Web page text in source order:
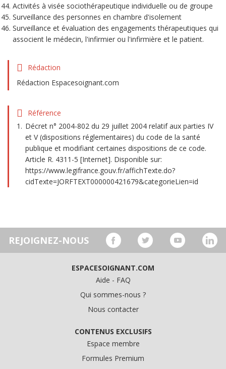
Activités à visée sociothérapeutique individuelle ou de groupe
Surveillance des personnes en chambre d'isolement
Surveillance et évaluation des engagements thérapeutiques qui
associent le médecin, l'infirmier ou l'infirmière et le patient.
Rédaction
Rédaction Espacesoignant.com
Référence
Décret n° 2004-802 du 29 juillet 2004 relatif aux parties IV
et V (dispositions réglementaires) du code de la santé
publique et modifiant certaines dispositions de ce code.
Article R. 4311-5 [Internet]. Disponible sur:
https://www.legifrance.gouv.fr/affichTexte.do?
cidTexte=JORFTEXT000000421679&categorieLien=id
REJOIGNEZ-NOUS
ESPACESOIGNANT.COM
Aide - FAQ
Qui sommes-nous ?
Nous contacter
CONTENUS EXCLUSIFS
Espace membre
Formules Premium